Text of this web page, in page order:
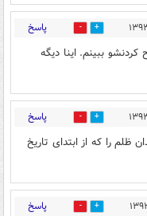
1 پاسخ
کردنشو ببینم. اینا دیگه
2 پاسخ
ظلم را که از ابتدای تاریخ
1 پاسخ